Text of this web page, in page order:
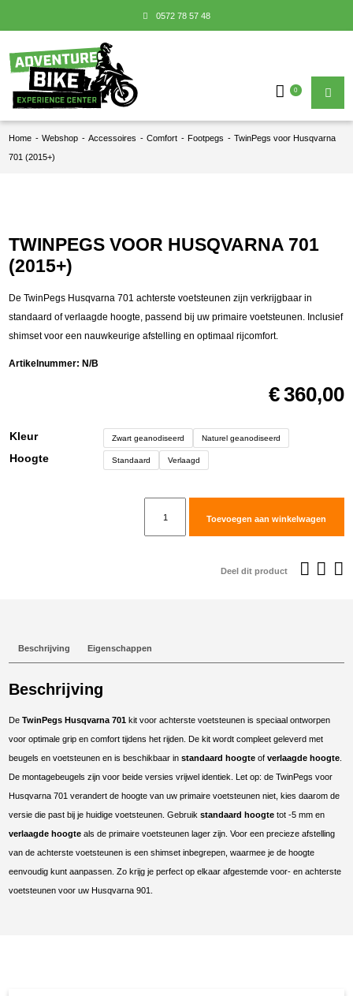
0572 78 57 48
0
Home - Webshop - Accessoires - Comfort - Footpegs - TwinPegs voor Husqvarna
701 (2015+)
TWINPEGS VOOR HUSQVARNA 701
(2015+)
Artikelnummer: N/B
De TwinPegs Husqvarna 701 achterste voetsteunen zijn verkrijgbaar in
standaard of verlaagde hoogte, passend bij uw primaire voetsteunen. Inclusief
shimset voor een nauwkeurige afstelling en optimaal rijcomfort.
€360,00
Kleur Zwart geanodiseerd Naturel geanodiseerd
Hoogte Standaard Verlaagd
Toevoegen aan winkelwagen
Deel dit product
Beschrijving Eigenschappen
Beschrijving
DeTwinPegs Husqvarna 701 kit voor achterste voetsteunen is speciaal ontworpen
voor optimale grip en comfort tijdens het rijden. De kit wordt compleet geleverd met
beugels en voetsteunen en is beschikbaar instandaard hoogte ofverlaagde hoogte
De montagebeugels zijn voor beide versies vrijwel identiek. Let op: de TwinPegs voor
Husqvarna 701 verandert de hoogte van uw primaire voetsteunen niet, kies daarom de
versie die past bij je huidige voetsteunen. Gebruikstandaard hoogte tot -5 mm en
verlaagde hoogte als de primaire voetsteunen lager zijn. Voor een precieze afstelling
van de achterste voetsteunen is een shimset inbegrepen, waarmee je de hoogte
eenvoudig kunt aanpassen. Zo krijg je perfect op elkaar afgestemde voor- en achterste
voetsteunen voor uw Husqvarna 901.